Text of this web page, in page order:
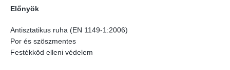
Előnyök
Antisztatikus ruha (EN 1149-1:2006)
Por és szöszmentes
Festékköd elleni védelem